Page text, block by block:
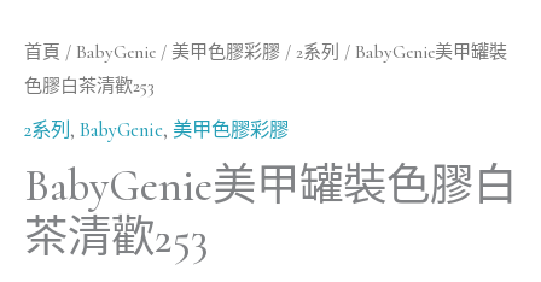
首頁 / BabyGenie / 美甲色膠彩膠 / 2系列 / BabyGenie美甲罐裝
色膠白茶清歡253
2系列, BabyGenie, 美甲色膠彩膠
BabyGenie美甲罐裝色膠白
茶清歡253